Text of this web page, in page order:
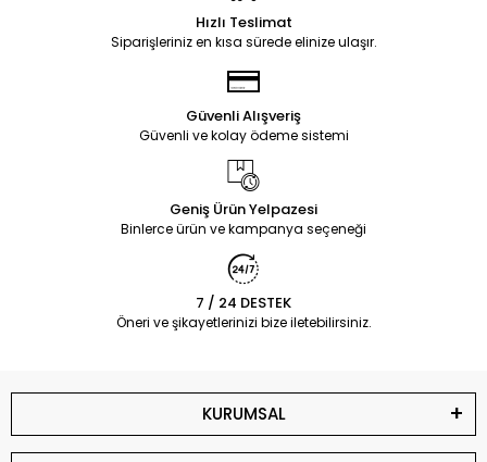
Hızlı Teslimat
Siparişleriniz en kısa sürede elinize ulaşır.
Güvenli Alışveriş
Güvenli ve kolay ödeme sistemi
Geniş Ürün Yelpazesi
Binlerce ürün ve kampanya seçeneği
7 / 24 DESTEK
Öneri ve şikayetlerinizi bize iletebilirsiniz.
KURUMSAL